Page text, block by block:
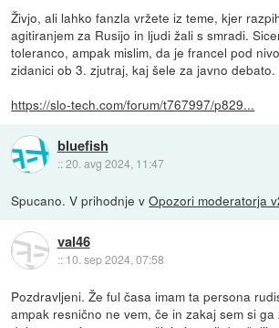
Živjo, ali lahko fanzla vržete iz teme, kjer
agitiranjem za Rusijo in ljudi žali s smradi.
toleranco, ampak mislim, da je francel pod
zidanici ob 3. zjutraj, kaj šele za javno debato.
https://slo-tech.com/forum/t767997/p829...
bluefish
::20. avg 2024, 11:47
Spucano. V prihodnje vOpozori moderatorja
val46
:: 10. sep 2024, 07:58
Pozdravljeni. Že ful časa imam ta persona
ampak resnično ne vem, če in zakaj sem si ga